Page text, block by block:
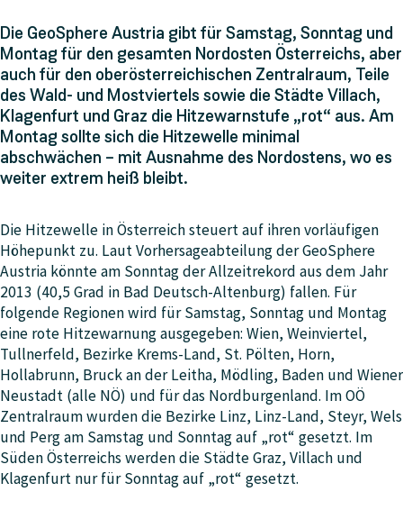
Die GeoSphere Austria gibt für Samstag, Sonntag und
Montag für den gesamten Nordosten Österreichs, aber
auch für den oberösterreichischen Zentralraum, Teile
des Wald- und Mostviertels sowie die Städte Villach,
Klagenfurt und Graz die Hitzewarnstufe „rot“ aus. Am
Montag sollte sich die Hitzewelle minimal
abschwächen – mit Ausnahme des Nordostens, wo es
weiter extrem heiß bleibt.
Die Hitzewelle in Österreich steuert auf ihren vorläufigen
Höhepunkt zu. Laut Vorhersageabteilung der GeoSphere
Austria könnte am Sonntag der Allzeitrekord aus dem Jahr
2013 (40,5 Grad in Bad Deutsch-Altenburg) fallen. Für
folgende Regionen wird für Samstag, Sonntag und Montag
eine rote Hitzewarnung ausgegeben: Wien, Weinviertel,
Tullnerfeld, Bezirke Krems-Land, St. Pölten, Horn,
Hollabrunn, Bruck an der Leitha, Mödling, Baden und Wiener
Neustadt (alle NÖ) und für das Nordburgenland. Im OÖ
Zentralraum wurden die Bezirke Linz, Linz-Land, Steyr, Wels
und Perg am Samstag und Sonntag auf „rot“ gesetzt. Im
Süden Österreichs werden die Städte Graz, Villach und
Klagenfurt nur für Sonntag auf „rot“ gesetzt.